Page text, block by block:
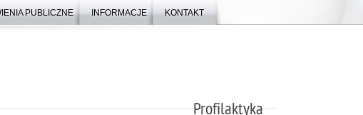
PUBLICZNE INFORMACJE KONTAKT
Profilaktyka